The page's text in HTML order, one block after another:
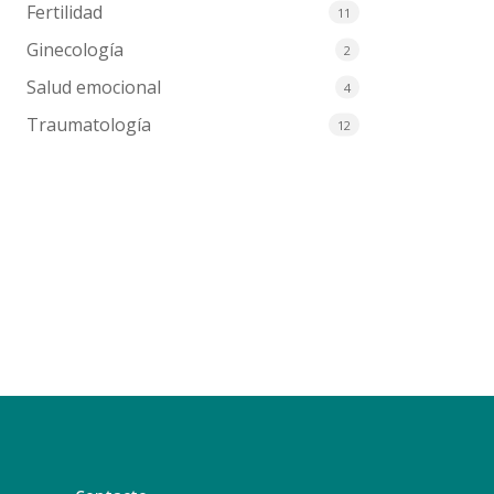
Fertilidad 11
Ginecología 2
Salud emocional 4
Traumatología 12